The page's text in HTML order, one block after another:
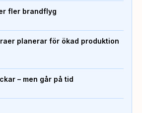
fler brandflyg
planerar för ökad produktion
– men går på tid